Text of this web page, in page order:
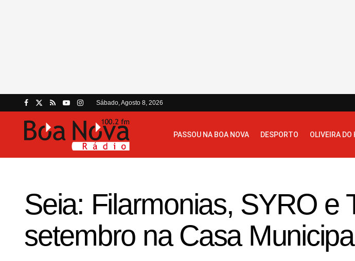
Sábado, Agosto 8, 2026
PASSOU NA BOA NOVA DESPORTO OLIVEIRA DO
Seia: Filarmonias, SYRO e
setembro na Casa